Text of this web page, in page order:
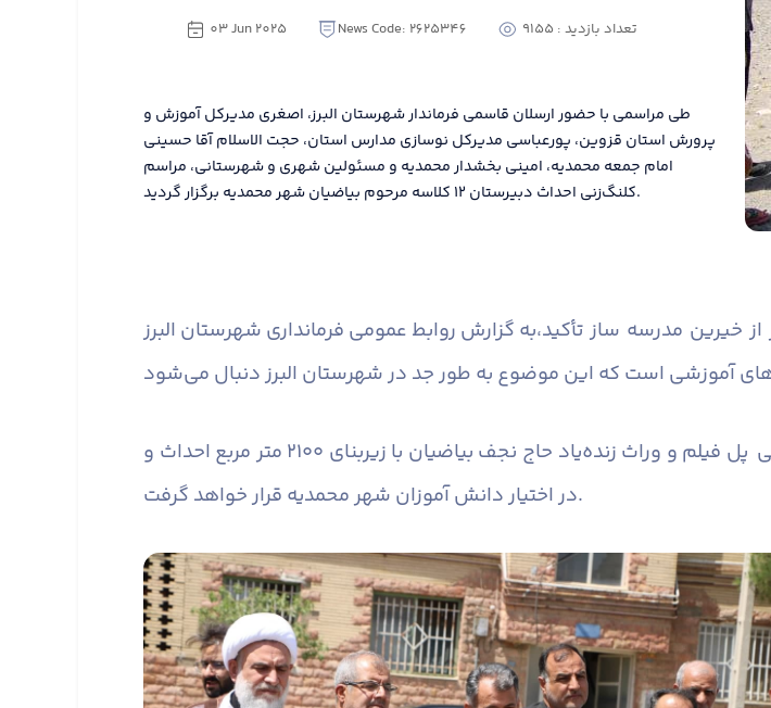
03 Jun 2025 News Code: 2625346 تعداد بازدید : 9155
طی مراسمی با حضور ارسلان قاسمی فرماندار شهرستان البرز، اصغری مدیرکل آموزش و
پرورش استان قزوین، پورعباسی مدیرکل نوسازی مدارس استان، حجت الاسلام آقا حسینی
امام جمعه محمدیه، امینی بخشدار محمدیه و مسئولین شهری و شهرستانی، مراسم
کلنگ‌زنی احداث دبیرستان ۱۲ کلاسه مرحوم بیاضیان شهر محمدیه برگزار گردید.
به گزارش روابط عمومی فرمانداری شهرستان البرز،خیرین مدرسه ساز تأکید
گفتنی است؛ این دبیرستان ۱۲ کلاسه قرار است به همت واحد صنعتی پل فیلم و وراث زنده‌یاد حاج نجف بیاضیان با زیربنای ۲۱۰۰ متر مربع احداث و
در اختیار دانش آموزان شهر محمدیه قرار خواهد گرفت.